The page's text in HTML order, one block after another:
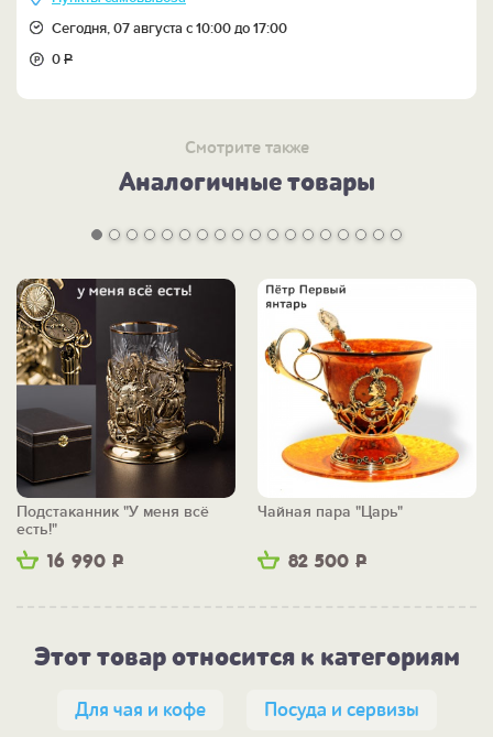
Сегодня, 07 августа с 10:00 до 17:00
0Р
Смотрите также
Аналогичные товары
16 990 Р
Подстаканник "У меня всё
есть!"
82 500 Р
Чайная пара "Царь"
Этот товар относится к категориям
Для чая и кофе Посуда и сервизы